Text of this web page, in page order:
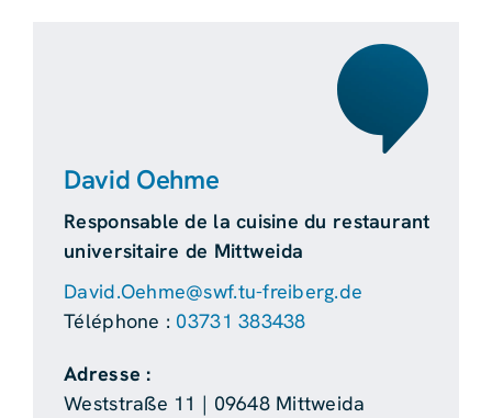
David Oehme
Responsable de la cuisine du restaurant
universitaire de Mittweida
David.Oehme@swf.tu-freiberg.de
Téléphone : 03731 383438
Adresse :
Weststraße 11 | 09648 Mittweida